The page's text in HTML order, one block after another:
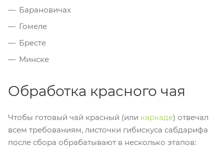
Барановичах
Гомеле
Бресте
Минске
Обработка красного чая
Чтобы готовый чай красный (или каркаде) отвечал
всем требованиям, листочки гибискуса сабдарифа
после сбора обрабатывают в несколько этапов: